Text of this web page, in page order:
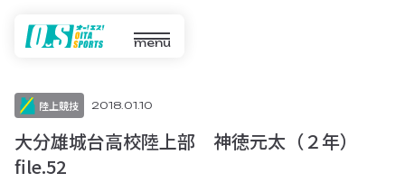
menu
陸上競技 2018.01.10
大分雄城台高校陸上部 神徳元太（２年）
file.52